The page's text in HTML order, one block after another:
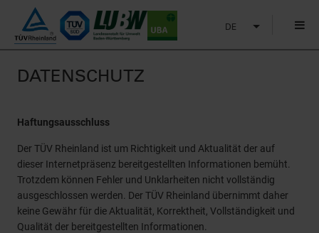
DE
DATENSCHUTZ
Haftungsausschluss
Der TÜV Rheinland ist um Richtigkeit und Aktualität der auf
dieser Internetpräsenz bereitgestellten Informationen bemüht.
Trotzdem können Fehler und Unklarheiten nicht vollständig
ausgeschlossen werden. Der TÜV Rheinland übernimmt daher
keine Gewähr für die Aktualität, Korrektheit, Vollständigkeit und
Qualität der bereitgestellten Informationen.